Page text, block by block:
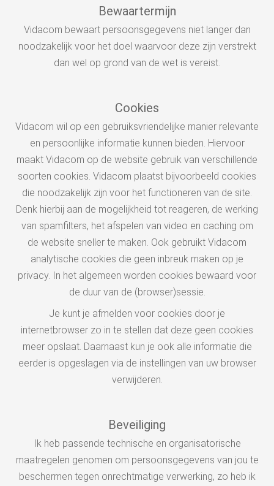
Bewaartermijn
Vidacom bewaart persoonsgegevens niet langer dan
noodzakelijk voor het doel waarvoor deze zijn verstrekt
dan wel op grond van de wet is vereist.
Cookies
Vidacom wil op een gebruiksvriendelijke manier relevante
en persoonlijke informatie kunnen bieden. Hiervoor
maakt Vidacom op de website gebruik van verschillende
soorten cookies. Vidacom plaatst bijvoorbeeld cookies
die noodzakelijk zijn voor het functioneren van de site.
Denk hierbij aan de mogelijkheid tot reageren, de werking
van spamfilters, het afspelen van video en caching om
de website sneller te maken. Ook gebruikt Vidacom
analytische cookies die geen inbreuk maken op je
privacy. In het algemeen worden cookies bewaard voor
de duur van de (browser)sessie.
Je kunt je afmelden voor cookies door je
internetbrowser zo in te stellen dat deze geen cookies
meer opslaat. Daarnaast kun je ook alle informatie die
eerder is opgeslagen via de instellingen van uw browser
verwijderen.
Beveiliging
Ik heb passende technische en organisatorische
maatregelen genomen om persoonsgegevens van jou te
beschermen tegen onrechtmatige verwerking, zo heb ik